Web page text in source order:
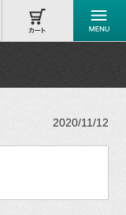
2020/11/12